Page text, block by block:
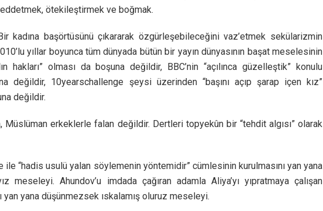
reddetmek, ötekileştirmek ve boğmak.
kadına başörtüsünü çıkararak özgürleşebileceğini vaz’etmek sekülarizmin
yıllar boyunca tüm dünyada bütün bir yayın dünyasının başat meselesinin
hakları” olması da boşuna değildir, BBC’nin “açılınca güzelleştik” konulu
değildir, 10yearschallenge şeysi üzerinden “başını açıp şarap içen kız”
değildir.
Müslüman erkeklerle falan değildir. Dertleri topyekûn bir “tehdit algısı” olarak
ile “hadis usulü yalan söylemenin yöntemidir” cümlesinin kurulmasını yan yana
meseleyi. Ahundov’u imdada çağıran adamla Aliya’yı yıpratmaya çalışan
yan yana düşünmezsek ıskalamış oluruz meseleyi.